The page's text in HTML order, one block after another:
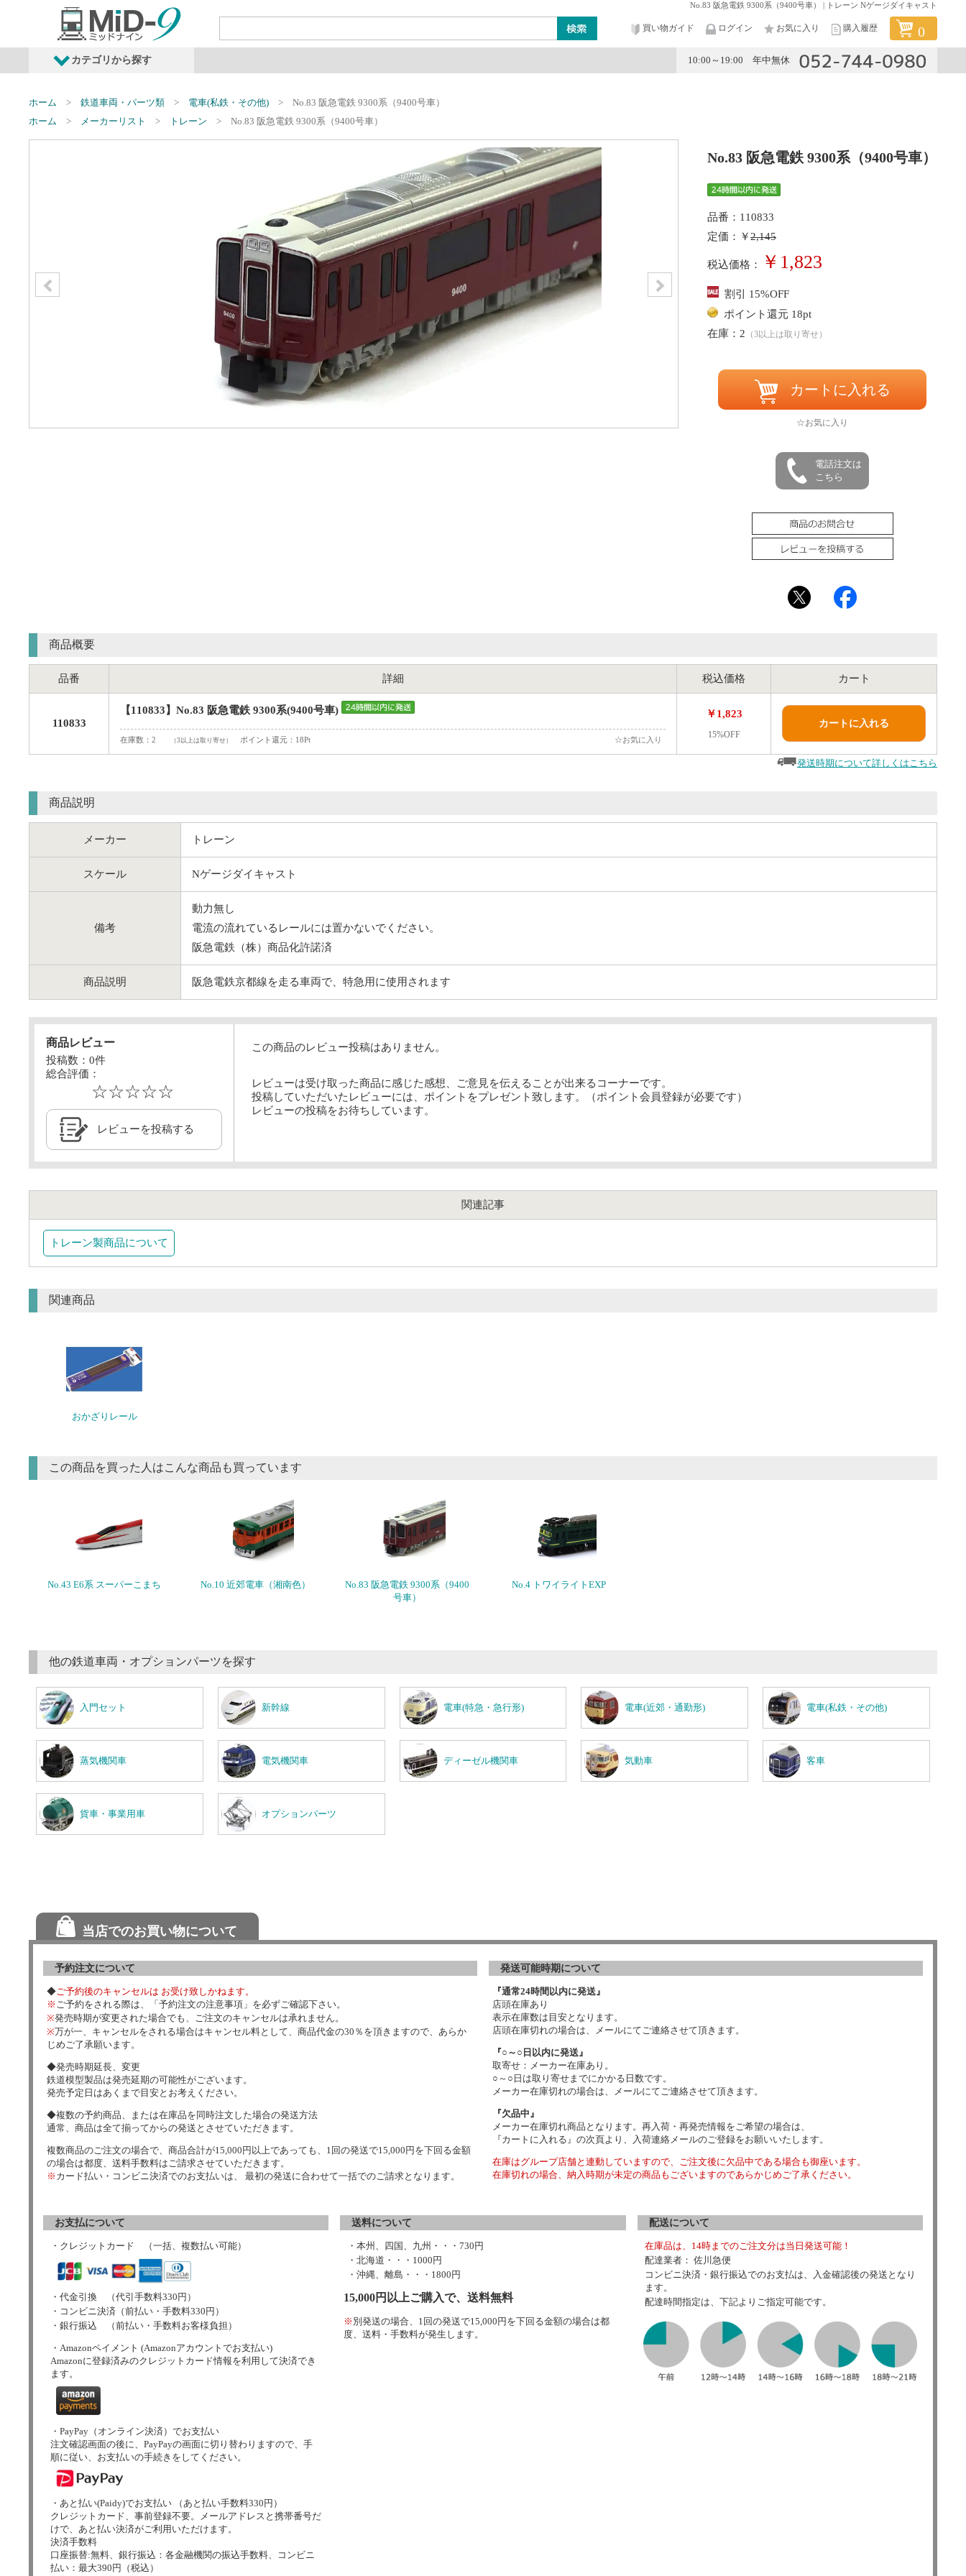
No.83 阪急電鉄 9300系（9400号車） | トレーン Nゲージダイキャスト
買い物ガイド ログイン お気に入り 購入履歴 0
カテゴリから探す 10:00～19:00 年中無休
発売予定商品 鉄道車両・オプション レイアウト・ジオラマ類
ホーム 鉄道車両・パーツ類 電車(私鉄・その他)
No.83 阪急電鉄 9300系（9400号車）
ホーム
メーカーリスト トレーン No.83 阪急電鉄 9300系（9400号車）
No.83 阪急電鉄 9300系（9400号車）
品番：110833
定価：￥2,145
税込価格： ￥1,823
割引 15%OFF
ポイント還元 18pt
在庫：2 （3以上は取り寄せ）
カートに入れる
☆お気に入り
電話注文は
こちら
商品概要
品番 詳細 税込価格 カート
110833
【110833】No.83 阪急電鉄 9300系(9400号車)
在庫数：2 （3以上は取り寄せ） ポイント還元：18Pt ☆お気に入り
￥1,823
15%OFF
カートに入れる
発送時期について詳しくはこちら
商品説明
メーカー トレーン
スケール Nゲージダイキャスト
備考
動力無し
電流の流れているレールには置かないでください。
阪急電鉄（株）商品化許諾済
商品説明 阪急電鉄京都線を走る車両で、特急用に使用されます
商品レビュー
投稿数： 0件
総合評価：
☆☆☆☆☆
レビューを投稿する
この商品のレビュー投稿はありません。
レビューは受け取った商品に感じた感想、ご意見を伝えることが出来るコーナーです。
投稿していただいたレビューには、ポイントをプレゼント致します。（ポイント会員登録が必要です）
レビューの投稿をお待ちしています。
関連記事
トレーン製商品について
関連商品
おかざりレール
この商品を買った人はこんな商品も買っています
No.43 E6系 スーパーこまち No.10 近郊電車（湘南色）
No.83 阪急電鉄 9300系（9400
号車）
No.4 トワイライトEXP
他の鉄道車両・オプションパーツを探す
入門セット 新幹線 電車(特急・急行形) 電車(近郊・通勤形) 電車(私鉄・その他)
蒸気機関車 電気機関車 ディーゼル機関車 気動車 客車
貨車・事業用車 オプションパーツ
当店でのお買い物について
予約注文について
◆ご予約後のキャンセルは お受け致しかねます。
※ ご予約をされる際は、「予約注文の注意事項」を必ずご確認下さい。
※発売時期が変更された場合でも、ご注文のキャンセルは承れません。
※万が一、キャンセルをされる場合はキャンセル料として、商品代金の30％を頂きますので、あらか
じめご了承願います。
◆発売時期延長、変更
鉄道模型製品は発売延期の可能性がございます。
発売予定日はあくまで目安とお考えください。
◆複数の予約商品、または在庫品を同時注文した場合の発送方法
通常、商品は全て揃ってからの発送とさせていただきます。
複数商品のご注文の場合で、商品合計が15,000円以上であっても、1回の発送で15,000円を下回る金額
の場合は都度、送料手数料はご請求させていただきます。
※ カード払い・コンビニ決済でのお支払いは、 最初の発送に合わせて一括でのご請求となります。
発送可能時期について
『通常24時間以内に発送』
店頭在庫あり
表示在庫数は目安となります。
店頭在庫切れの場合は、メールにてご連絡させて頂きます。
『○～○日以内に発送』
取寄せ：メーカー在庫あり。
○～○日は取り寄せまでにかかる日数です。
メーカー在庫切れの場合は、メールにてご連絡させて頂きます。
『欠品中』
メーカー在庫切れ商品となります。再入荷・再発売情報をご希望の場合は、
『カートに入れる』の次頁より、入荷連絡メールのご登録をお願いいたします。
在庫はグループ店舗と連動していますので、ご注文後に欠品中である場合も御座います。
在庫切れの場合、納入時期が未定の商品もございますのであらかじめご了承ください。
お支払について
・クレジットカード （一括、複数払い可能）
・代金引換 （代引手数料330円）
・コンビニ決済（前払い・手数料330円）
・銀行振込 （前払い・手数料お客様負担）
・Amazonペイメント (Amazonアカウントでお支払い)
Amazonに登録済みのクレジットカード情報を利用して決済でき
ます。
・PayPay（オンライン決済）でお支払い
注文確認画面の後に、PayPayの画面に切り替わりますので、手
順に従い、お支払いの手続きをしてください。
・あと払い(Paidy)でお支払い （あと払い手数料330円）
クレジットカード、事前登録不要。メールアドレスと携帯番号だ
けで、あと払い決済がご利用いただけます。
決済手数料
口座振替:無料、銀行振込：各金融機関の振込手数料、コンビニ
払い：最大390円（税込）
送料について
・本州、四国、九州・・・730円
・北海道・・・1000円
・沖縄、離島・・・1800円
15,000円以上ご購入で、送料無料
※ 別発送の場合、1回の発送で15,000円を下回る金額の場合は都
度、送料・手数料が発生します。
配送について
在庫品は、14時までのご注文分は当日発送可能！
配達業者： 佐川急便
コンビニ決済・銀行振込でのお支払は、入金確認後の発送となり
ます。
配達時間指定は、下記よりご指定可能です。